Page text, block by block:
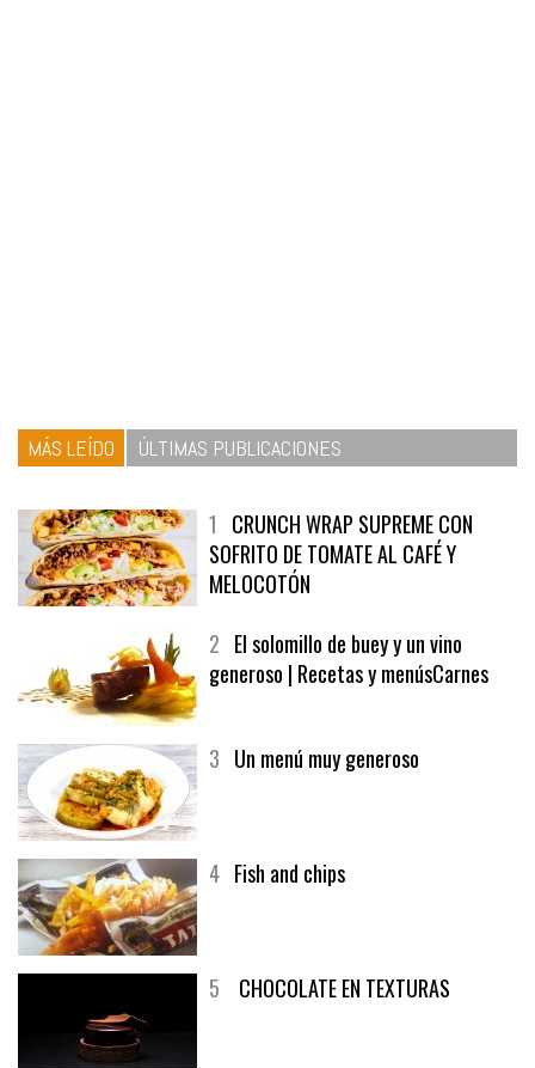
MÁS LEÍDO ÚLTIMAS PUBLICACIONES
1 CRUNCH WRAP SUPREME CON
SOFRITO DE TOMATE AL CAFÉ Y
MELOCOTÓN
2 El solomillo de buey y un vino
generoso | Recetas y menúsCarnes
3 Un menú muy generoso
4 Fish and chips
5 CHOCOLATE EN TEXTURAS